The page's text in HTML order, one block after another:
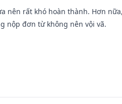
nên rất khó hoàn thành. Hơn
nộp đơn từ không nên vội vã.